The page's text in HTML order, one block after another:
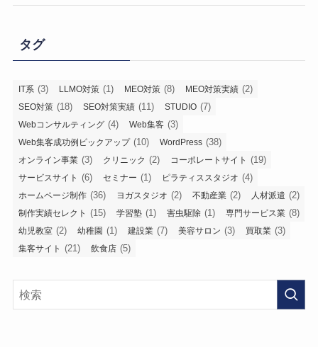
タグ
IT系 (3) LLMO対策 (1) MEO対策 (8) MEO対策実績 (2)
SEO対策 (18) SEO対策実績 (11) STUDIO (7)
Webコンサルティング (4) Web集客 (3)
Web集客成功例ピックアップ(10) WordPress (38)
オンライン事業 (3) クリニック (2) コーポレートサイト (19)
サービスサイト (6) セミナー (1) ピラティススタジオ (4)
ホームページ制作 (36) ヨガスタジオ (2) 不動産業 (2) 人材派遣 (2)
制作実績セレクト (15) 学習塾 (1) 害虫駆除 (1) 専門サービス業 (8)
幼児教室 (2) 幼稚園 (1) 建設業 (7) 美容サロン (3) 買取業 (3)
集客サイト (21) 飲食店 (5)